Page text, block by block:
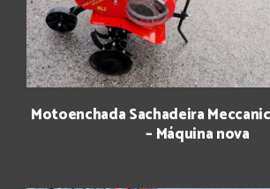
Motoenchada Sachadeira
– Máquina nova